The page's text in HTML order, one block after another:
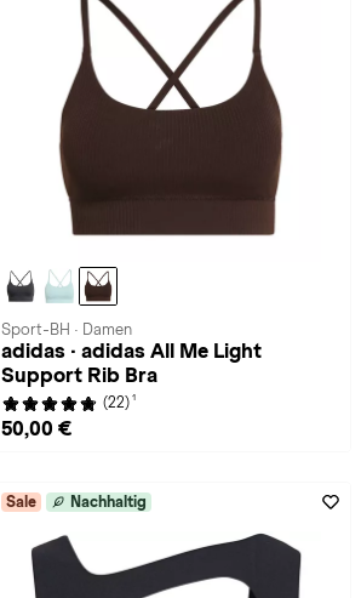
Sport-BH · Damen
adidas · adidas All Me Light
Support Rib Bra
(22) 1
50,00 €
Sale Nachhaltig